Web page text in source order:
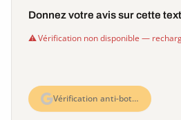
Donnez votre avis sur cette
Vérification non disponible —
Vérification anti-bot…